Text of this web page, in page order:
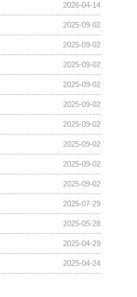
2026-04-14
2025-09-02
2025-09-02
2025-09-02
2025-09-02
2025-09-02
2025-09-02
2025-09-02
2025-09-02
2025-09-02
2025-07-29
2025-05-28
2025-04-29
2025-04-24